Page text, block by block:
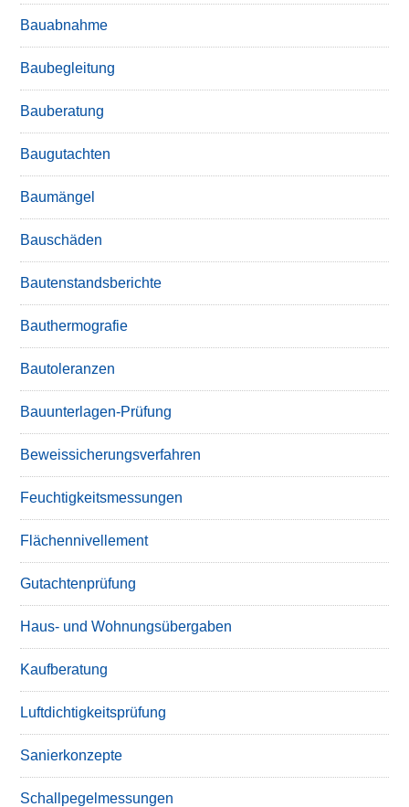
Bauabnahme
Baubegleitung
Bauberatung
Baugutachten
Baumängel
Bauschäden
Bautenstandsberichte
Bauthermografie
Bautoleranzen
Bauunterlagen-Prüfung
Beweissicherungsverfahren
Feuchtigkeitsmessungen
Flächennivellement
Gutachtenprüfung
Haus- und Wohnungsübergaben
Kaufberatung
Luftdichtigkeitsprüfung
Sanierkonzepte
Schallpegelmessungen